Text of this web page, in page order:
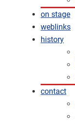
on stage
weblinks
history
contact